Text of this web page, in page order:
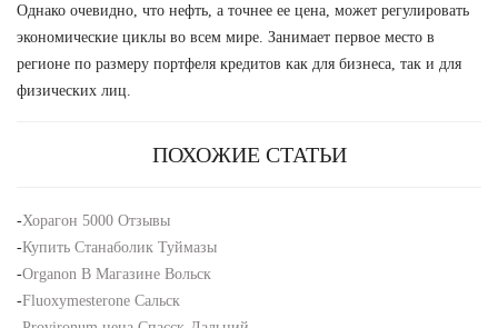
Однако очевидно, что нефть, а точнее ее цена, может регулировать
экономические циклы во всем мире. Занимает первое место в
регионе по размеру портфеля кредитов как для бизнеса, так и для
физических лиц.
ПОХОЖИЕ СТАТЬИ
-Хорагон 5000 Отзывы
-Купить Станаболик Туймазы
-Organon В Магазине Вольск
-Fluoxymesterone Сальск